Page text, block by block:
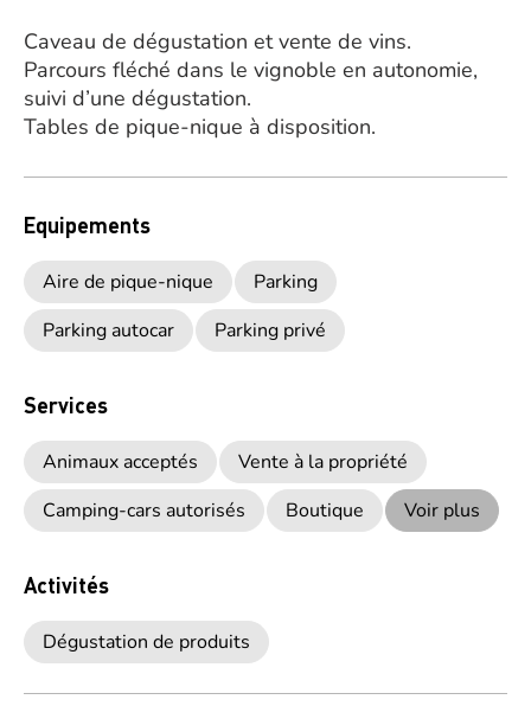
Caveau de dégustation et vente de vins.
Parcours fléché dans le vignoble en autonomie,
suivi d’une dégustation.
Tables de pique-nique à disposition.
Equipements
Aire de pique-nique
Parking
Parking autocar
Parking privé
Services
Animaux acceptés
Vente à la propriété
Camping-cars autorisés
Boutique Voir plus
Activités
Dégustation de produits